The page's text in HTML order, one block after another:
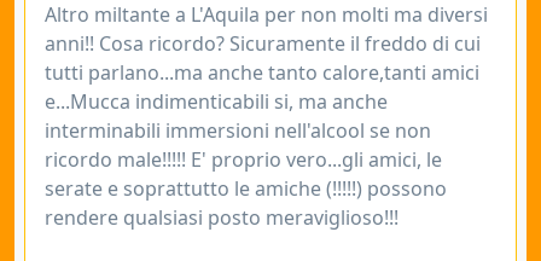
Altro miltante a L'Aquila per non molti ma diversi
anni!! Cosa ricordo? Sicuramente il freddo di cui
tutti parlano...ma anche tanto calore,tanti amici
e...Mucca indimenticabili si, ma anche
interminabili immersioni nell'alcool se non
ricordo male!!!!! E' proprio vero...gli amici, le
serate e soprattutto le amiche (!!!!!) possono
rendere qualsiasi posto meraviglioso!!!